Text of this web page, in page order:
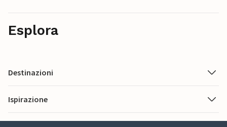
Esplora
Destinazioni
Ispirazione